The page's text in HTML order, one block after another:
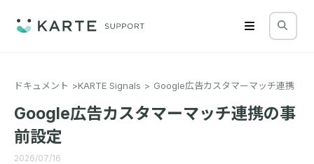
ドキュメント KARTE Signals Google広告カスタマーマッチ連携
Google広告カスタマーマッチ連携の事
前設定
2026/07/16